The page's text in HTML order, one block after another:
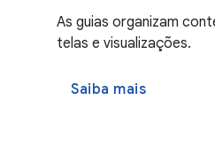
As guias organizam
telas e visualizações.
Saiba mais